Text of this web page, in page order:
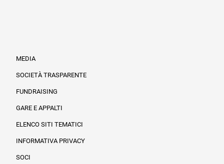
MEDIA
SOCIETÀ TRASPARENTE
FUNDRAISING
GARE E APPALTI
ELENCO SITI TEMATICI
INFORMATIVA PRIVACY
SOCI